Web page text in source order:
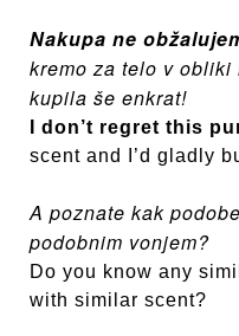
Nakupa ne
kremo za telo v
kupila še enkrat!
I don’t regret this
scent and I’d gladly
A poznate kak
podobnim vonjem?
Do you know any
with similar scent?